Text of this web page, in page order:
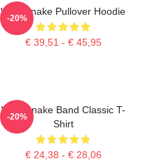
Whitesnake Pullover Hoodie
€ 39,51 - € 45,95
-20%
Whitesnake Band Classic T-
Shirt
€ 24,38 - € 28,06
-20%